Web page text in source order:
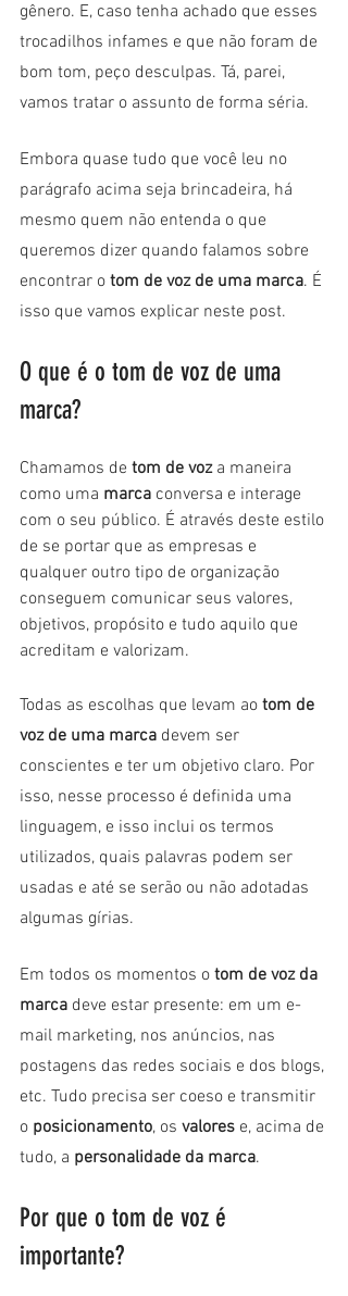
gênero. E, caso tenha achado que esses
trocadilhos infames e que não foram de
bom tom, peço desculpas. Tá, parei,
vamos tratar o assunto de forma séria.
Embora quase tudo que você leu no
parágrafo acima seja brincadeira, há
mesmo quem não entenda o que
queremos dizer quando falamos sobre
encontrar o tom de voz de uma marca. É
isso que vamos explicar neste post.
O que é o tom de voz de uma
marca?
Chamamos de tom de voz a maneira
como uma marca conversa e interage
com o seu público. É através deste estilo
de se portar que as empresas e
qualquer outro tipo de organização
conseguem comunicar seus valores,
objetivos, propósito e tudo aquilo que
acreditam e valorizam.
Todas as escolhas que levam ao tom de
voz de uma marca devem ser
conscientes e ter um objetivo claro. Por
isso, nesse processo é definida uma
linguagem, e isso inclui os termos
utilizados, quais palavras podem ser
usadas e até se serão ou não adotadas
algumas gírias.
Em todos os momentos o tom de voz da
marca deve estar presente: em um e-
mail marketing, nos anúncios, nas
postagens das redes sociais e dos blogs,
etc. Tudo precisa ser coeso e transmitir
o posicionamento, os valores e, acima de
tudo, a personalidade da marca.
Por que o tom de voz é
importante?